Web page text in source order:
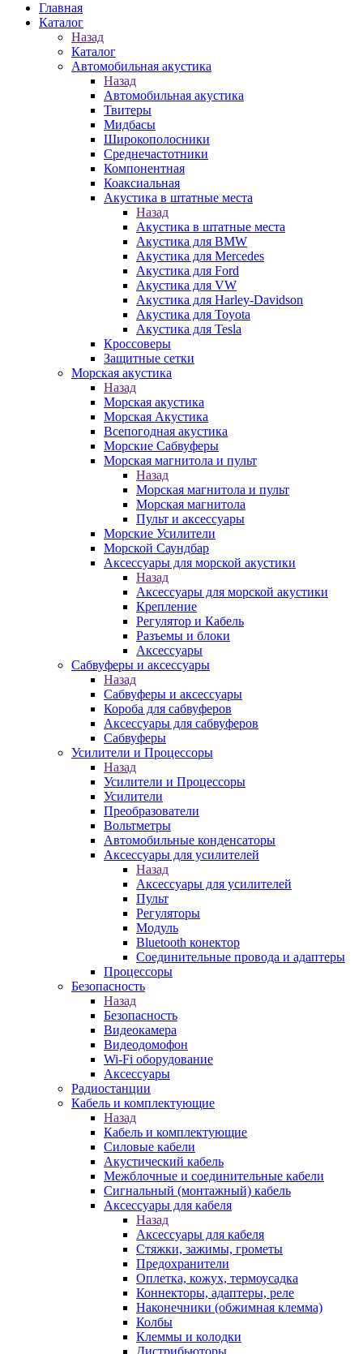
Главная
Каталог
Назад
Каталог
Автомобильная акустика
Назад
Автомобильная акустика
Твитеры
Мидбасы
Широкополосники
Среднечастотники
Компонентная
Коаксиальная
Акустика в штатные места
Назад
Акустика в штатные места
Акустика для BMW
Акустика для Mercedes
Акустика для Ford
Акустика для VW
Акустика для Harley-Davidson
Акустика для Toyota
Акустика для Tesla
Кроссоверы
Защитные сетки
Морская акустика
Назад
Морская акустика
Морская Акустика
Всепогодная акустика
Морские Сабвуферы
Морская магнитола и пульт
Назад
Морская магнитола и пульт
Морская магнитола
Пульт и аксессуары
Морские Усилители
Морской Cаундбар
Аксессуары для морской акустики
Назад
Аксессуары для морской акустики
Крепление
Регулятор и Кабель
Разъемы и блоки
Аксессуары
Сабвуферы и аксессуары
Назад
Сабвуферы и аксессуары
Короба для сабвуферов
Аксессуары для сабвуферов
Сабвуферы
Усилители и Процессоры
Назад
Усилители и Процессоры
Усилители
Преобразователи
Вольтметры
Автомобильные конденсаторы
Аксессуары для усилителей
Назад
Аксессуары для усилителей
Пульт
Регуляторы
Модуль
Bluetooth конектор
Соединительные провода и адаптеры
Процессоры
Безопасность
Назад
Безопасность
Видеокамера
Видеодомофон
Wi-Fi оборудование
Аксессуары
Радиостанции
Кабель и комплектующие
Назад
Кабель и комплектующие
Силовые кабели
Акустический кабель
Межблочные и соединительные кабели
Сигнальный (монтажный) кабель
Аксессуары для кабеля
Назад
Аксессуары для кабеля
Стяжки, зажимы, грометы
Предохранители
Оплетка, кожух, термоусадка
Коннекторы, адаптеры, реле
Наконечники (обжимная клемма)
Колбы
Клеммы и колодки
Дистрибьюторы